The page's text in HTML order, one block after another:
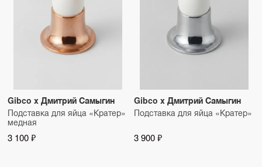
Gibco x Дмитрий Самыгин
Подставка для яйца «Кратер»
медная
3 100 ₽
Gibco x Дмитрий Самыгин
Подставка для яйца «Кратер»
3 900 ₽